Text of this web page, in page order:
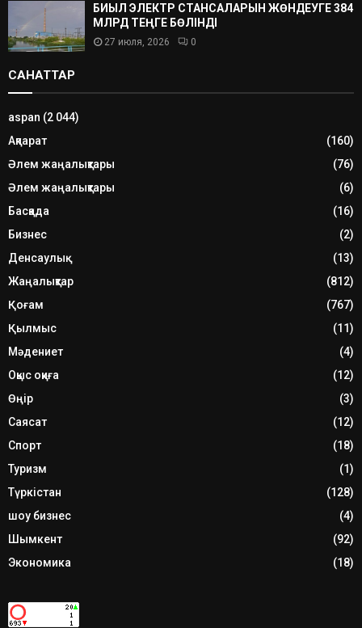
БИЫЛ ЭЛЕКТР СТАНСАЛАРЫН ЖӨНДЕУГЕ 384
МЛРД ТЕҢГЕ БӨЛІНДІ
27 июля, 2026 0
САНАТТАР
aspan (2 044)
Ақпарат
(160)
Әлем жаңалықтары
(76)
Әлем жаңалықтары
(6)
Басқада
(16)
Бизнес
(2)
Денсаулық
(13)
Жаңалықтар
(812)
Қоғам
(767)
Қылмыс
(11)
Мәдениет
(4)
Оқыс оқиға
(12)
Өңір
(3)
Саясат
(12)
Спорт
(18)
Туризм
(1)
Түркістан
(128)
шоу бизнес
(4)
Шымкент
(92)
Экономика
(18)